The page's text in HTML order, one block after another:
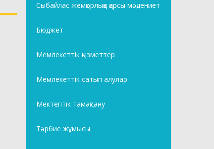
Сыбайлас жемқорлыққа қарсы мәдениет
Бюджет
Мемлекеттік қызметтер
Мемлекеттік сатып алулар
Мектептік тамақтану
Тәрбие жұмысы